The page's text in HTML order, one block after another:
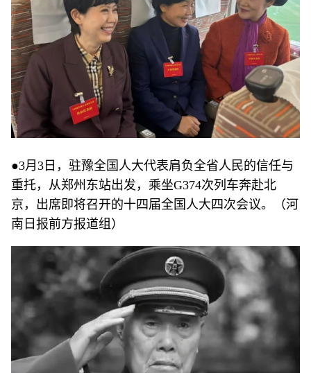
●3月3日，驻豫全国人大代表肩负全省人民的信任与
重托，从郑州东站出发，乘坐G374次列车奔赴北
京，出席即将召开的十四届全国人大四次会议。（河
南日报前方报道组）